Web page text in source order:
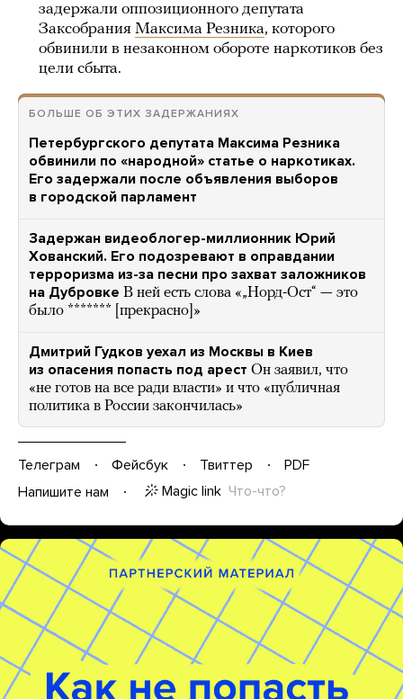
задержали оппозиционного депутата
Заксобрания Максима Резника, которого
обвинили в незаконном обороте наркотиков без
цели сбыта.
БОЛЬШЕ ОБ ЭТИХ ЗАДЕРЖАНИЯХ
Петербургского депутата Максима Резника
обвинили по «народной» статье о наркотиках.
Его задержали после объявления выборов
в городской парламент
Задержан видеоблогер-миллионник Юрий
Хованский. Его подозревают в оправдании
терроризма из-за песни про захват заложников
на Дубровке В ней есть слова «„Норд-Ост“ — это
было ******* [прекрасно]»
Дмитрий Гудков уехал из Москвы в Киев
из опасения попасть под арест Он заявил, что
«не готов на все ради власти» и что «публичная
политика в России закончилась»
Телеграм Фейсбук Твиттер
PDF
Напишите нам
Magic link Что-что?